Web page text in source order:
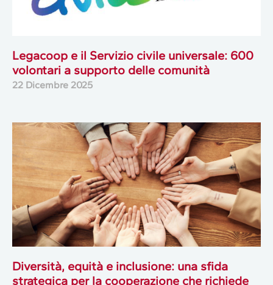
Legacoop e il Servizio civile universale: 600
volontari a supporto delle comunità
22 Dicembre 2025
Diversità, equità e inclusione: una sfida
strategica per la cooperazione che richiede